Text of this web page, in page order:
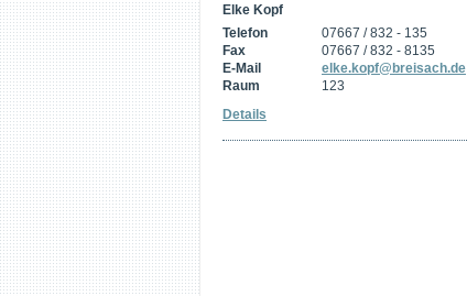
Elke Kopf
Telefon
07667 / 832 - 135
Fax
07667 / 832 - 8135
E-Mail
elke.kopf@breisach.de
Raum
123
Details